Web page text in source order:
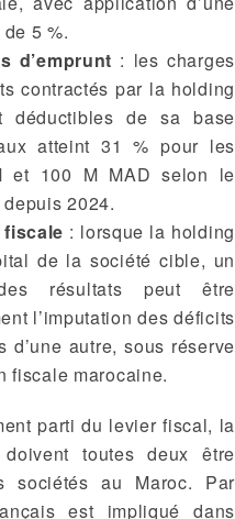
5 %.
d’emprunt : les charges
contractés par la holding
de sa base
atteint 31 % pour les
et 100 M MAD selon le
2024.
: lorsque la holding
de la société cible, un
des résultats peut être
l’imputation des déficits
d’une autre, sous réserve
fiscale marocaine.
parti du levier fiscal, la
toutes deux être
sociétés au Maroc. Par
est impliqué dans